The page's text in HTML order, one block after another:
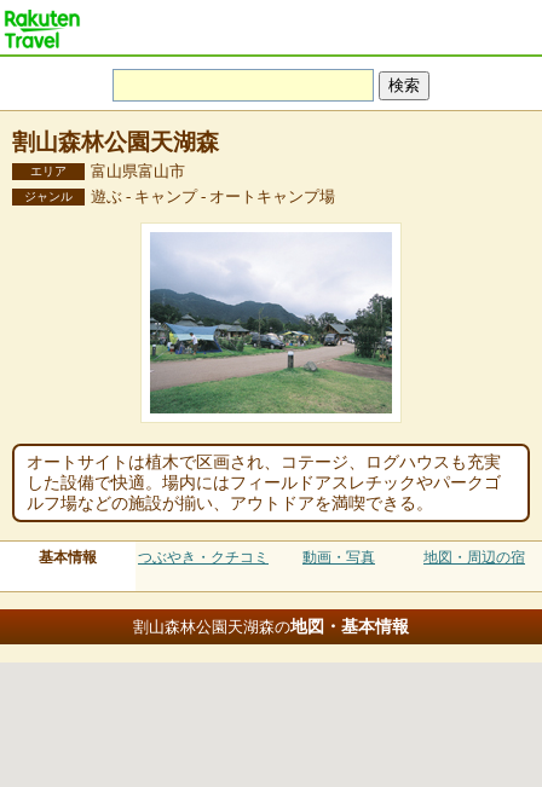
割山森林公園天湖森
エリア 富山県富山市
ジャンル 遊ぶ - キャンプ - オートキャンプ場
オートサイトは植木で区画され、コテージ、ログハウスも充実
した設備で快適。場内にはフィールドアスレチックやパークゴ
ルフ場などの施設が揃い、アウトドアを満喫できる。
基本情報 つぶやき・クチコミ 動画・写真 地図・周辺の宿
割山森林公園天湖森の地図・基本情報